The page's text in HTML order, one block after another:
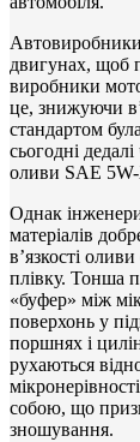
двигунах, щоб
виробники
це, знижуючи
стандартом
сьогодні
оливи SAE
Однак
матеріалів
в’язкості
плівку. Тонша
«буфер» між
поверхонь у
поршнях і
рухаються
собою, що
зношування.